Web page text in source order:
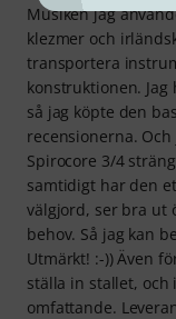
Musiken jag
klezmer och
transportera
konstruktionen.
så jag köpte den
recensionerna.
Spirocore 3/4
samtidigt har den
välgjord, ser bra ut
behov. Så jag kan
Utmärkt! :-)) Även
ställa in stallet,
omfattande.